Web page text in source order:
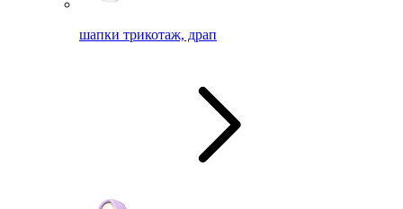
шапки трикотаж, драп